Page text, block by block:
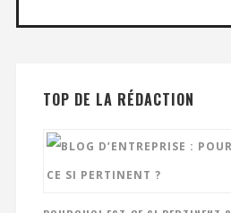
TOP DE LA RÉDACTION